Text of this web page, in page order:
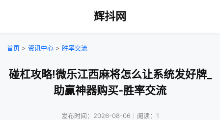
辉抖网
首页 > 资讯中心 > 胜率交流
碰杠攻略!微乐江西麻将怎么让系统发好牌_
助赢神器购买-胜率交流
发布时间：2026-08-06｜阅读：1